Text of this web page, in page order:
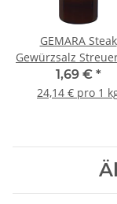
GEMARA Steak
Gewürzsalz
1,69 € *
24,14 € pro 1